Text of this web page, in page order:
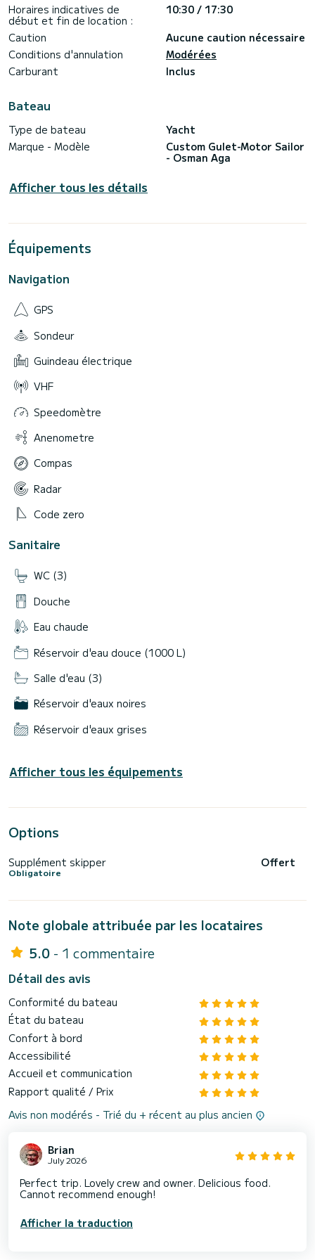
Horaires indicatives de
début et fin de location :
10:30 / 17:30
Caution
Aucune caution nécessaire
Conditions d'annulation
Modérées
Carburant
Inclus
Bateau
Type de bateau
Yacht
Marque - Modèle
Custom Gulet-Motor Sailor
- Osman Aga
Afficher tous les détails
Équipements
Navigation
GPS
Sondeur
Guindeau électrique
VHF
Speedomètre
Anenometre
Compas
Radar
Code zero
Sanitaire
WC (3)
Douche
Eau chaude
Réservoir d'eau douce (1000 L)
Salle d'eau (3)
Réservoir d'eaux noires
Réservoir d'eaux grises
Afficher tous les équipements
Options
Supplément skipper
Obligatoire
Offert
Note globale attribuée par les locataires
5.0 - 1 commentaire
Détail des avis
Conformité du bateau
État du bateau
Confort à bord
Accessibilité
Accueil et communication
Rapport qualité / Prix
Avis non modérés - Trié du + récent au plus ancien
Brian
July 2026
Perfect trip. Lovely crew and owner. Delicious food.
Cannot recommend enough!
Afficher la traduction